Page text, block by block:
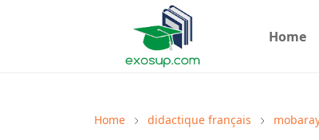
Home
Home didactique français